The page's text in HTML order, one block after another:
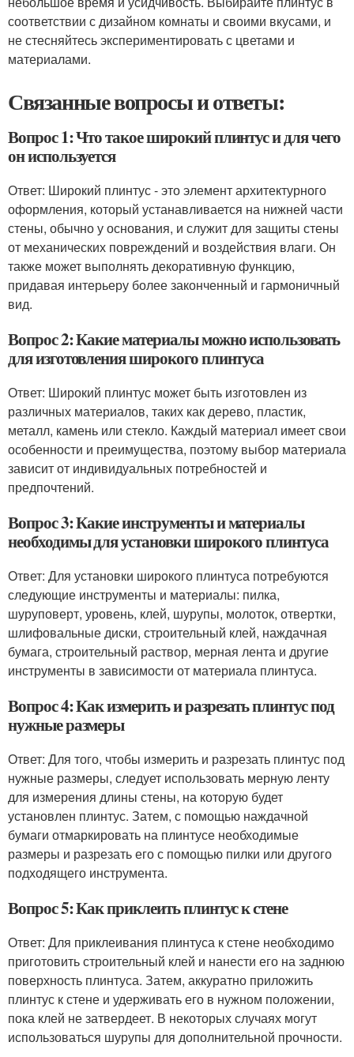
соответствии с дизайном комнаты и своими вкусами, и
не стесняйтесь экспериментировать с цветами и
материалами.
Связанные вопросы и ответы:
Вопрос 1: Что такое широкий плинтус и для чего
он используется
Ответ: Широкий плинтус - это элемент архитектурного
оформления, который устанавливается на нижней части
стены, обычно у основания, и служит для защиты стены
от механических повреждений и воздействия влаги. Он
также может выполнять декоративную функцию,
придавая интерьеру более законченный и гармоничный
вид.
Вопрос 2: Какие материалы можно использовать
для изготовления широкого плинтуса
Ответ: Широкий плинтус может быть изготовлен из
различных материалов, таких как дерево, пластик,
металл, камень или стекло. Каждый материал имеет свои
особенности и преимущества, поэтому выбор материала
зависит от индивидуальных потребностей и
предпочтений.
Вопрос 3: Какие инструменты и материалы
необходимы для установки широкого плинтуса
Ответ: Для установки широкого плинтуса потребуются
следующие инструменты и материалы: пилка,
шуруповерт, уровень, клей, шурупы, молоток, отвертки,
шлифовальные диски, строительный клей, наждачная
бумага, строительный раствор, мерная лента и другие
инструменты в зависимости от материала плинтуса.
Вопрос 4: Как измерить и разрезать плинтус под
нужные размеры
Ответ: Для того, чтобы измерить и разрезать плинтус под
нужные размеры, следует использовать мерную ленту
для измерения длины стены, на которую будет
установлен плинтус. Затем, с помощью наждачной
бумаги отмаркировать на плинтусе необходимые
размеры и разрезать его с помощью пилки или другого
подходящего инструмента.
Вопрос 5: Как приклеить плинтус к стене
Ответ: Для приклеивания плинтуса к стене необходимо
приготовить строительный клей и нанести его на заднюю
поверхность плинтуса. Затем, аккуратно приложить
плинтус к стене и удерживать его в нужном положении,
пока клей не затвердеет. В некоторых случаях могут
использоваться шурупы для дополнительной прочности.